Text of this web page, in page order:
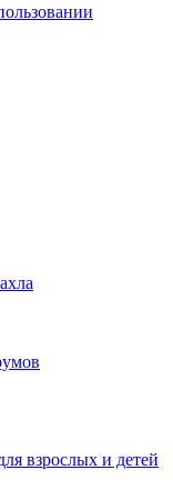
взрослых и детей